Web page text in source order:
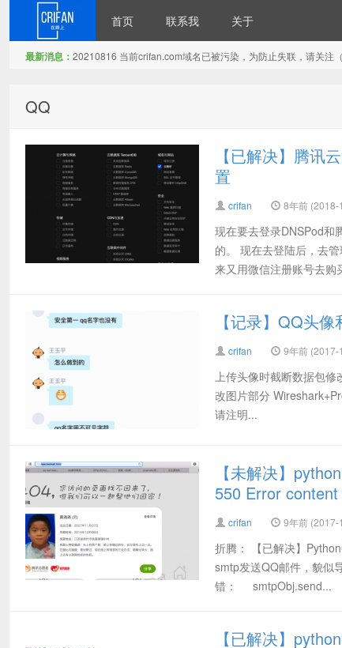
首页 联系我 关于
最新消息： 20210816 当前crifan.com域名已被污染，为防止失联，请关注
QQ
【已解决】腾讯
置
crifan 8年前 (2018-
现在要去登录DNSPod和
的。 现在去登陆后，去
来又用微信注册账号去购
【记录】QQ头
crifan 9年前 (2017-
上传头像时截断数据包修
改图片部分
请注明...
【未解决】
550 Error
crifan 9年前 (2017-
折腾： 【已解决】
smtp发送QQ邮件，貌似
错： smtpObj.send...
【已解决】